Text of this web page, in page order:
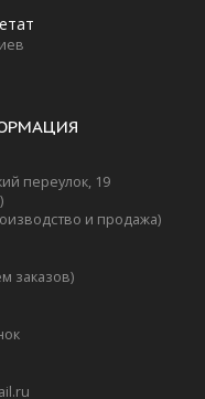
переулок, 19
и продажа)
заказов)